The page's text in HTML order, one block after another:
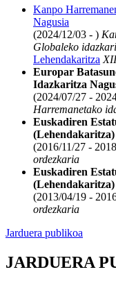
Kanpo
Nagusia
(2024/12/03 - )
Globaleko
Lehendakaritza
Europar
Idazkaritza
(2024/07/27 -
Harremanetako
Euskadiren
(Lehendakaritza)
(2016/11/27 -
ordezkaria
Euskadiren
(Lehendakaritza)
(2013/04/19 -
ordezkaria
Jarduera publikoa
JARDUERA